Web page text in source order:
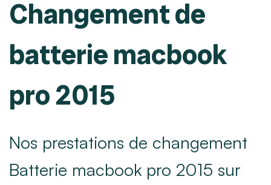
Changement de
batterie macbook
pro 2015
Nos prestations de changement
Batterie macbook pro 2015 sur